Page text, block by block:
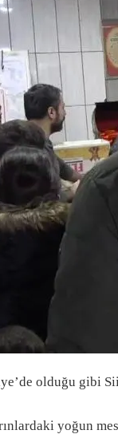
olduğu gibi
yoğun